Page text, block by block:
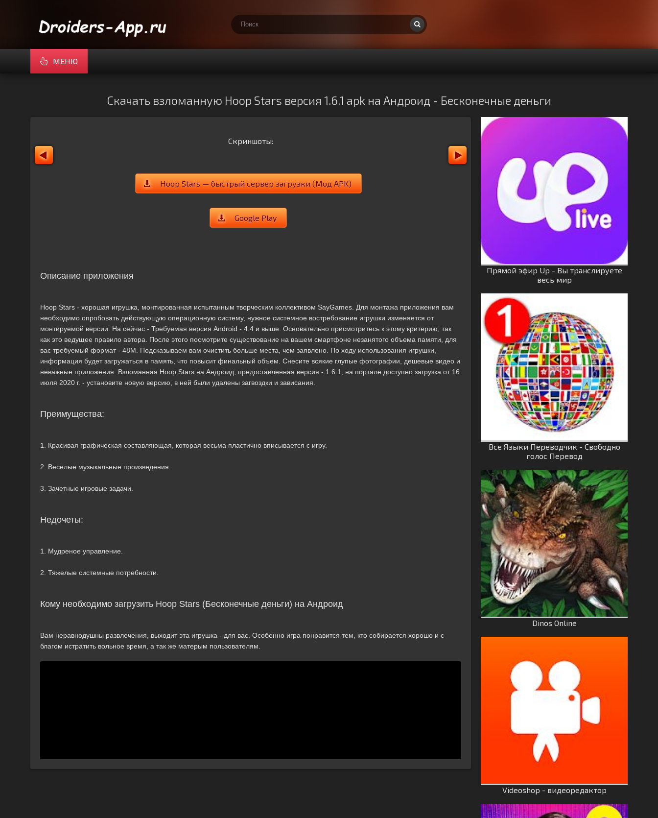
МЕНЮ
Скачать взломанную Hoop Stars версия 1.6.1 apk на Андроид - Бесконечные деньги
Скриншоты:
Hoop Stars — быстрый сервер загрузки (Мод APK)
Google Play
Описание приложения
Hoop Stars - хорошая игрушка, монтированная испытанным творческим коллективом SayGames. Для монтажа приложения вам
необходимо опробовать действующую операционную систему, нужное системное востребование игрушки изменяется от
монтируемой версии. На сейчас - Требуемая версия Android - 4.4 и выше. Основательно присмотритесь к этому критерию, так
как это ведущее правило автора. После этого посмотрите существование на вашем смартфоне незанятого объема памяти, для
вас требуемый формат - 48M. Подсказываем вам очистить больше места, чем заявлено. По ходу использования игрушки,
информация будет загружаться в память, что повысит финальный объем. Снесите всякие глупые фотографии, дешевые видео и
неважные приложения. Взломанная Hoop Stars на Андроид, предоставленная версия - 1.6.1, на портале доступно загрузка от 16
июля 2020 г. - установите новую версию, в ней были удалены загвоздки и зависания.
Преимущества:
1. Красивая графическая составляющая, которая весьма пластично вписывается с игру.
2. Веселые музыкальные произведения.
3. Зачетные игровые задачи.
Недочеты:
1. Мудреное управление.
2. Тяжелые системные потребности.
Кому необходимо загрузить Hoop Stars (Бесконечные деньги) на Андроид
Вам неравнодушны развлечения, выходит эта игрушка - для вас. Особенно игра понравится тем, кто собирается хорошо и с
благом истратить вольное время, а так же матерым пользователям.
Прямой эфир Up - Вы транслируете
весь мир
Все Языки Переводчик - Свободно
голос Перевод
Dinos Online
Videoshop - видеоредактор